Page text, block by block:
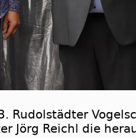
Rudolstädter
Jörg Reichl die